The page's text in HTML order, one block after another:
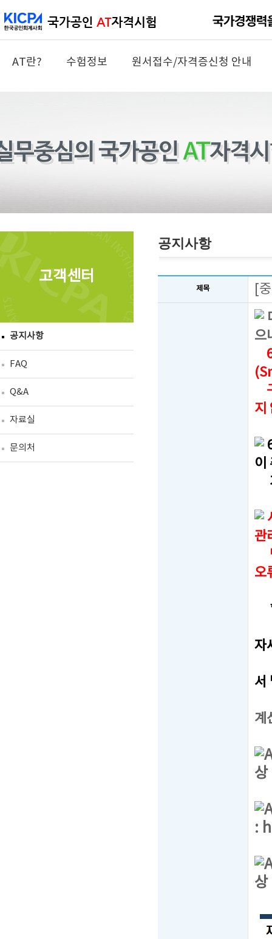
AT란? 수험정보 원서접수/자격증신청 안내
고객센터
공지사항
FAQ
Q&A
자료실
문의처
공지사항
제목
[
으
지
이
관
오
*
자
서
계
상
:
상